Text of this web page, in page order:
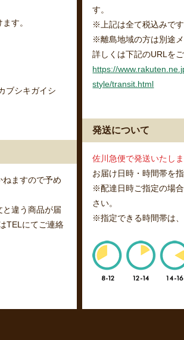
す。
ブシキガイシ
ねますので予め
と違う商品が届
TELにてご連絡
す。
※上記は全て税込みです
※離島地域の方は別途
詳しくは下記のURLを
https://
style/transit.html
発送について
佐川急便で発送いたしま
お届け日時・時間帯を
※配達日時ご指定の場
さい。
※指定できる時間帯は、